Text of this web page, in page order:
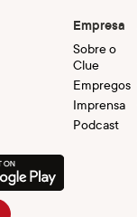
Empresa
Sobre o
Clue
Empregos
Imprensa
Podcast